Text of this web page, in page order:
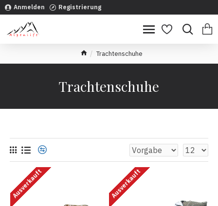
Anmelden Registrierung
Trachtenschuhe
Trachtenschuhe
Ausverkauft Ausverkauft